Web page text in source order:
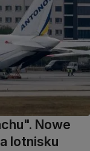
Nowe
lotnisku